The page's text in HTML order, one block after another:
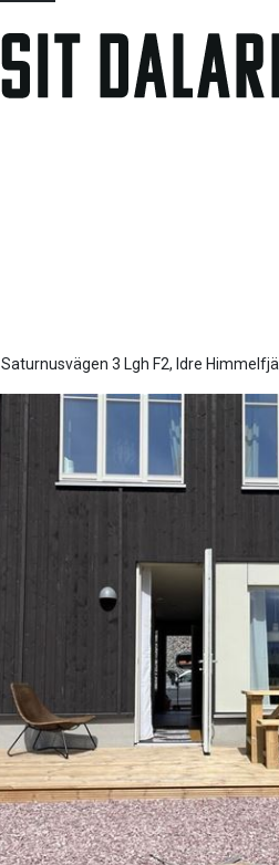
Saturnusvägen 3 Lgh F2, Idre Himmelfjäll